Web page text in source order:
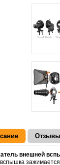
внешней
зажимается